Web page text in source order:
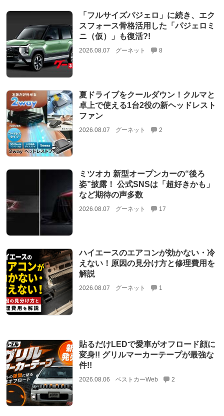
「フルサイズパジェロ」に続き、エク
スフォース骨格活用した「パジェロミ
ニ（仮）」も復活?!
2026.08.07 グーネット 8
夏ドライブをクールダウン！クルマと
卓上で使える1台2役の新ヘッドレスト
ファン
2026.08.07 グーネット 2
ミツオカ 新型オープンカーの“後ろ
姿”披露！ 公式SNSは「超好きかも」
など期待の声多数
2026.08.07 グーネット 17
ハイエースのエアコンが効かない・冷
えない！原因の見分け方と修理費用を
解説
2026.08.07 グーネット 1
貼るだけLEDで愛車がオフロード顔に
変身!! グリルマーカーテープが最強な
件!!
2026.08.06 ベストカーWeb 2